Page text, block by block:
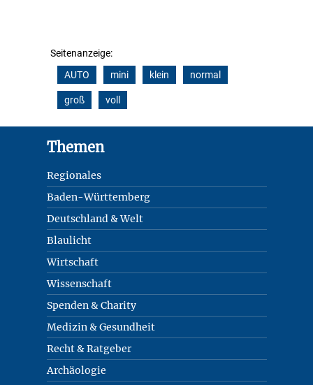
Seitenanzeige:
AUTO
mini klein normal
groß voll
Themen
Regionales
Baden-Württemberg
Deutschland & Welt
Blaulicht
Wirtschaft
Wissenschaft
Spenden & Charity
Medizin & Gesundheit
Recht & Ratgeber
Archäologie